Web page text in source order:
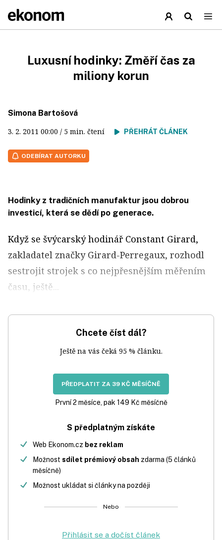
Luxusní hodinky: Změří čas za
miliony korun
Simona Bartošová
3. 2. 2011 00:00 / 5 min. čtení PŘEHRÁT ČLÁNEK
ODEBÍRAT AUTORKU
Hodinky z tradičních manufaktur jsou dobrou
investicí, která se dědí po generace.
Když se švýcarský hodinář Constant Girard,
zakladatel značky Girard-Perregaux, rozhodl
sestrojit strojek s co nejpřesnějším měřením
času, ještě...
Chcete číst dál?
Ještě na vás čeká 95 % článku.
PŘEDPLATIT ZA 39 KČ MĚSÍČNĚ
První 2 měsíce, pak 149 Kč měsíčně
S předplatným získáte
Web Ekonom.cz bez reklam
Možnost sdílet prémiový obsah zdarma (5 článků
měsíčně)
Možnost ukládat si články na později
Nebo
Přihlásit se a dočíst článek